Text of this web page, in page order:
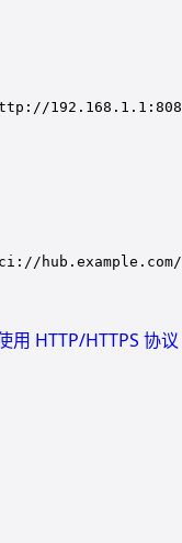
用 HTTP/HTTPS 协议